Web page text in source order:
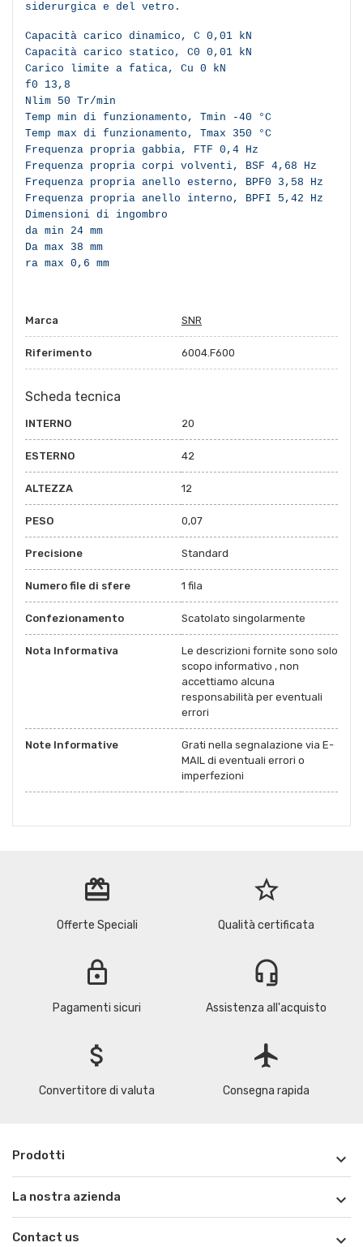
siderurgica e del vetro.
Capacità carico dinamico, C 0,01 kN
Capacità carico statico, C0 0,01 kN
Carico limite a fatica, Cu 0 kN
f0 13,8
Nlim 50 Tr/min
Temp min di funzionamento, Tmin -40 °C
Temp max di funzionamento, Tmax 350 °C
Frequenza propria gabbia, FTF 0,4 Hz
Frequenza propria corpi volventi, BSF 4,68 Hz
Frequenza propria anello esterno, BPF0 3,58 Hz
Frequenza propria anello interno, BPFI 5,42 Hz
Dimensioni di ingombro
da min 24 mm
Da max 38 mm
ra max 0,6 mm
Marca SNR
Riferimento 6004.F600
Scheda tecnica
INTERNO 20
ESTERNO 42
ALTEZZA 12
PESO 0,07
Precisione Standard
Numero file di sfere 1 fila
Confezionamento Scatolato singolarmente
Nota Informativa
Le descrizioni fornite sono solo
scopo informativo , non
accettiamo alcuna
responsabilità per eventuali
errori
Note Informative
Grati nella segnalazione via E-
MAIL di eventuali errori o
imperfezioni
redeem
Offerte Speciali
star_border
Qualità certificata
lock
Pagamenti sicuri
headset_mic
Assistenza all'acquisto
attach_money
Convertitore di valuta
flight
Consegna rapida
Prodotti 
La nostra azienda 
Contact us 